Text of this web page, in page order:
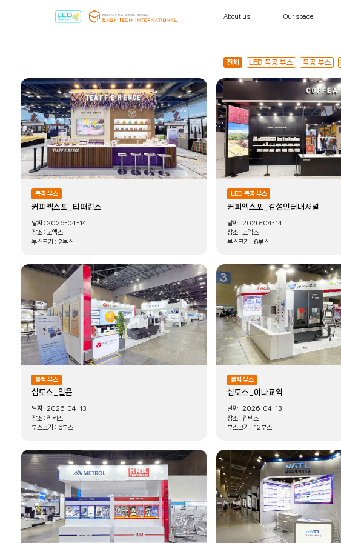
About us Our space
전체 LED 목공 부스 목공 부스
목공 부스
커피엑스포_티퍼런스
날짜 : 2026-04-14
장소 : 코엑스
부스크기 : 2부스
LED 목공 부스
커피엑스포_감성인터내셔널
날짜 : 2026-04-14
장소 : 코엑스
부스크기 : 6부스
블럭 부스
심토스_일윤
날짜 : 2026-04-13
장소 : 킨텍스
부스크기 : 6부스
블럭 부스
심토스_이나교역
날짜 : 2026-04-13
장소 : 킨텍스
부스크기 : 12부스